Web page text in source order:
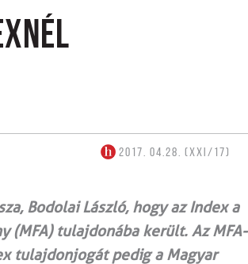
2017. 04.28. (XXI/17)
Bodolai László, hogy az Index a
tulajdonába került. Az MFA-
tulajdonjogát pedig a Magyar